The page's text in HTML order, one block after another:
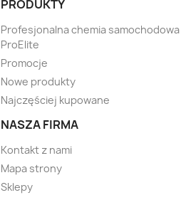
PRODUKTY
Profesjonalna chemia samochodowa
ProElite
Promocje
Nowe produkty
Najczęściej kupowane
NASZA FIRMA
Kontakt z nami
Mapa strony
Sklepy